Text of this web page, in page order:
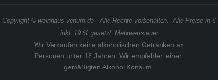
Copyright © weinhaus-venum.de - Alle Rechte vorbehalten. Alle Preise in €
inkl. 19 % gesetzl. Mehrwertsteuer
Wir Verkaufen keine alkoholischen Getränken an
Personen unter 18 Jahren. Wir empfehlen einen
gemäßigten Alkohol Konsum.